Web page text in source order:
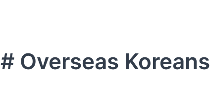
# Overseas Koreans